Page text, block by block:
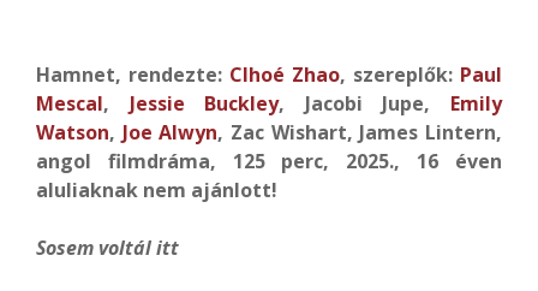
Hamnet, rendezte: Clhoé Zhao, szereplők: Paul
Mescal, Jessie Buckley, Jacobi Jupe, Emily
Watson, Joe Alwyn, Zac Wishart, James Lintern,
angol filmdráma, 125 perc, 2025., 16 éven
aluliaknak nem ajánlott!
Sosem voltál itt